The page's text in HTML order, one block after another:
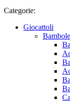
Categorie:
Giocattoli